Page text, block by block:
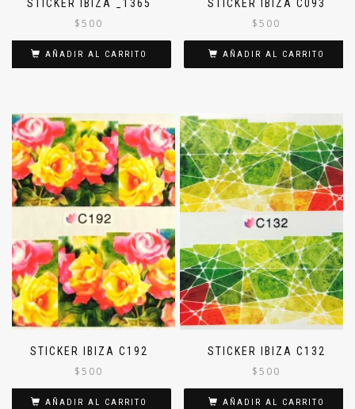
STICKER IBIZA _1365
$500
AÑADIR AL CARRITO
STICKER IBIZA C093
$500
AÑADIR AL CARRITO
STICKER IBIZA C192
$500
AÑADIR AL CARRITO
STICKER IBIZA C132
$500
AÑADIR AL CARRITO